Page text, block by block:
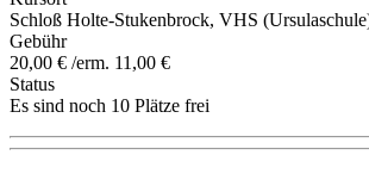
Schloß Holte-Stukenbrock, VHS
Gebühr
20,00 € /erm. 11,00 €
Status
Es sind noch 10 Plätze frei